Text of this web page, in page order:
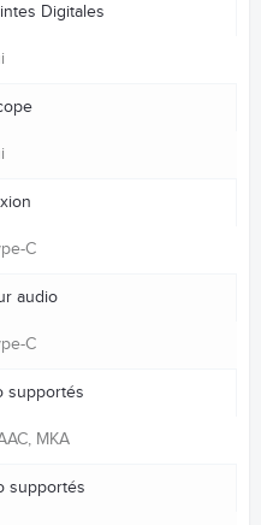
Digitales
C
audio
C
supportés
MKA
supportés